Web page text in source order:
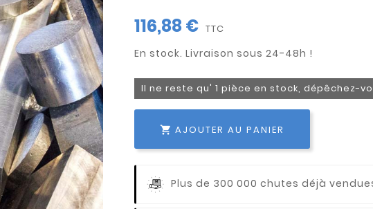
116,88 € TTC
Il ne reste qu' 1 pièce en stock, dépêchez-
 AJOUTER AU PANIER
Plus de 300 000 chutes déjà